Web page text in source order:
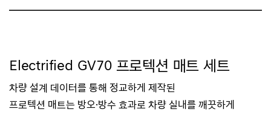
Electrified GV70 프로텍션 매트 세트
차량 설계 데이터를 통해 정교하게 제작된
프로텍션 매트는 방오·방수 효과로 차량 실내를 깨끗하게